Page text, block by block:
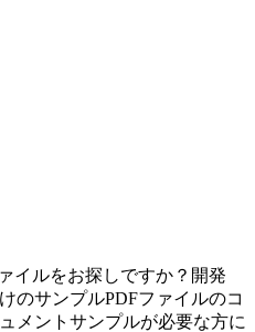
イルをお探しですか？開発
のサンプルPDFファイルのコ
メントサンプルが必要な方に